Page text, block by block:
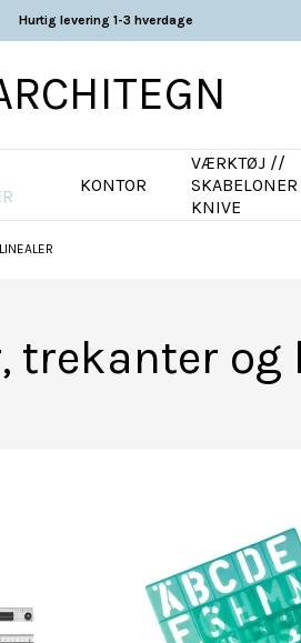
Hurtig levering 1-3 hverdage
KONTOR
VÆRKTØJ //
KNIVE
trekanter og